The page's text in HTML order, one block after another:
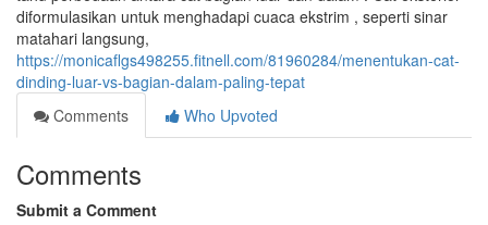
diformulasikan untuk menghadapi cuaca ekstrim , seperti sinar
matahari langsung,
https://monicaflgs498255.fitnell.com/81960284/menentukan-cat-
dinding-luar-vs-bagian-dalam-paling-tepat
Comments
Who Upvoted
Comments
Submit a Comment